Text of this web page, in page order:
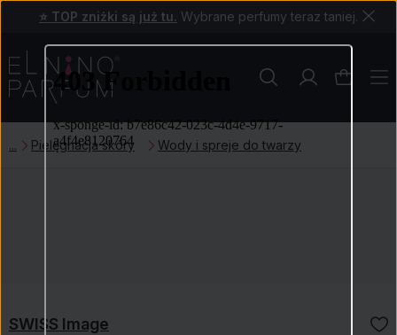
⭐ TOP zniżki są już tu. Wybrane perfumy teraz taniej.
Pielęgnacja skóry Wody i spreje do twarzy
SWISS Image